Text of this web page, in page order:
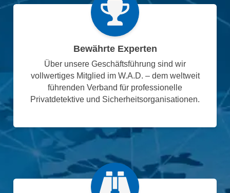
Bewährte Experten
Über unsere Geschäftsführung sind wir
vollwertiges Mitglied im W.A.D. – dem weltweit
führenden Verband für professionelle
Privatdetektive und Sicherheitsorganisationen.